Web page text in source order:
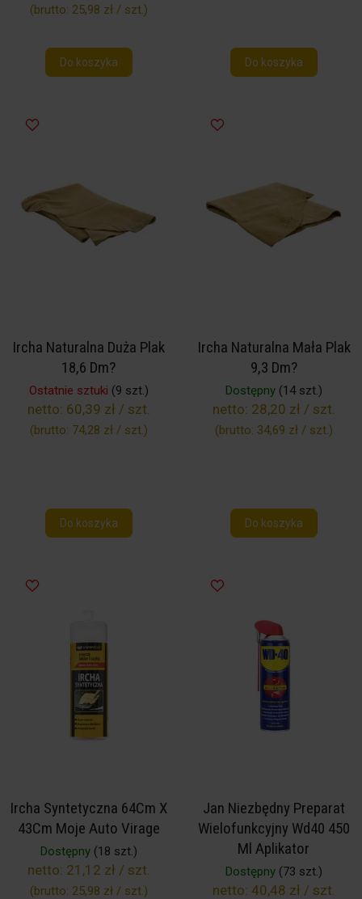
(brutto: 25,98 zł / szt.)
Do koszyka Do koszyka
Ircha Naturalna Duża Plak
18,6 Dm?
Ostatnie sztuki (9 szt.)
netto: 60,39 zł / szt.
(brutto: 74,28 zł / szt.)
Do koszyka
Ircha Naturalna Mała Plak
9,3 Dm?
Dostępny(14 szt.)
netto: 28,20 zł / szt.
(brutto: 34,69 zł / szt.)
Do koszyka
Ircha Syntetyczna 64Cm X
43Cm Moje Auto Virage
Dostępny(18 szt.)
netto: 21,12 zł / szt.
(brutto: 25,98 zł / szt.)
Jan Niezbędny Preparat
Wielofunkcyjny Wd40 450
Ml Aplikator
Dostępny(73 szt.)
netto: 40,48 zł / szt.